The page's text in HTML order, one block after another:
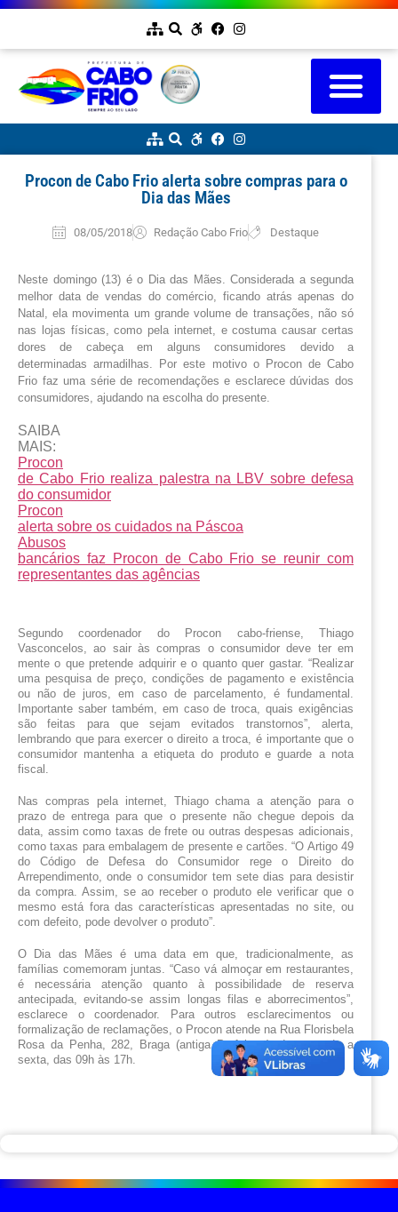
Procon de Cabo Frio alerta sobre compras para o
Dia das Mães
08/05/2018 Redação Cabo Frio Destaque
Neste domingo (13) é o Dia das Mães. Considerada a segunda
melhor data de vendas do comércio, ficando atrás apenas do
Natal, ela movimenta um grande volume de transações, não só
nas lojas físicas, como pela internet, e costuma causar certas
dores de cabeça em alguns consumidores devido a
determinadas armadilhas. Por este motivo o Procon de Cabo
Frio faz uma série de recomendações e esclarece dúvidas dos
consumidores, ajudando na escolha do presente.
SAIBA
MAIS:
Procon
de Cabo Frio realiza palestra na LBV sobre defesa
do consumidor
Procon
alerta sobre os cuidados na Páscoa
Abusos
bancários faz Procon de Cabo Frio se reunir com
representantes das agências
Segundo coordenador do Procon cabo-friense, Thiago
Vasconcelos, ao sair às compras o consumidor deve ter em
mente o que pretende adquirir e o quanto quer gastar. “Realizar
uma pesquisa de preço, condições de pagamento e existência
ou não de juros, em caso de parcelamento, é fundamental.
Importante saber também, em caso de troca, quais exigências
são feitas para que sejam evitados transtornos”, alerta,
lembrando que para exercer o direito a troca, é importante que o
consumidor mantenha a etiqueta do produto e guarde a nota
fiscal.
Nas compras pela internet, Thiago chama a atenção para o
prazo de entrega para que o presente não chegue depois da
data, assim como taxas de frete ou outras despesas adicionais,
como taxas para embalagem de presente e cartões. “O Artigo 49
do Código de Defesa do Consumidor rege o Direito do
Arrependimento, onde o consumidor tem sete dias para desistir
da compra. Assim, se ao receber o produto ele verificar que o
mesmo está fora das características apresentadas no site, ou
com defeito, pode devolver o produto”.
O Dia das Mães é uma data em que, tradicionalmente, as
famílias comemoram juntas. “Caso vá almoçar em restaurantes,
é necessária atenção quanto à possibilidade de reserva
antecipada, evitando-se assim longas filas e aborrecimentos”,
esclarece o coordenador. Para outros esclarecimentos ou
formalização de reclamações, o Procon atende na Rua Florisbela
Rosa da Penha, 282, Braga (antiga Prefeitura), de segunda a
sexta, das 09h às 17h.